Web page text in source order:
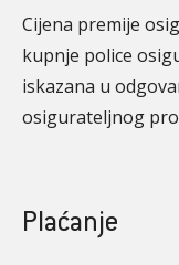
Cijena premije
kupnje police
iskazana u
osigurateljnog
Plaćanje